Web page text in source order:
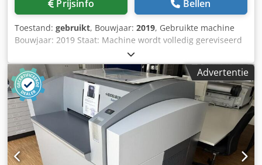
Prijsinfo Bellen
Toestand: gebruikt, Bouwjaar: 2019, Gebruikte machine
Bouwjaar: 2019 Staat: Machine wordt volledig gereviseerd
vóór levering Uitrusting en technische gegevens: Drukbed:
2.500 × 1.300 mm Hoge druksnelheid: tot 25 m²/h of 8
vellen/h in het formaat 2.440 × 1.220 mm bij 4C tot ca. 12,5
m²/h bij 4C+W met gelijktijdig witdruk Nieuwe inkttoevoer:
De 1-liter inktflessen kunnen eenvoudig van de voorkant
worden vervangen, waardoor het bijvullen bijzonder snel
en gemakkelijk verloopt. Eenvoudige bediening zonder
uitlijningsproblemen: Stop- en registratiepennen en een
afgedrukte meetschaal maken een nauwkeurige
positionering van het medium op het drukbed mogelijk. De
Advertentie